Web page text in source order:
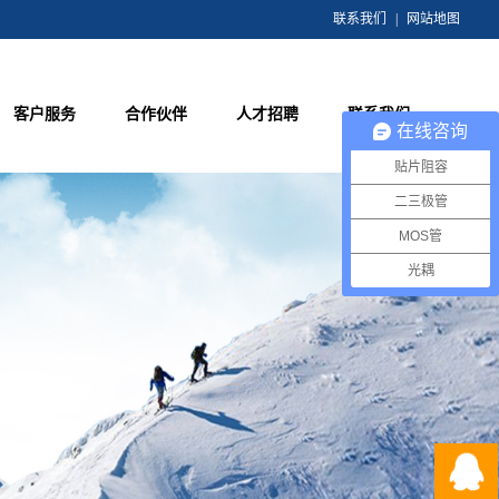
联系我们 网站地图
客户服务 合作伙伴 人才招聘 联系我们
在线咨询
贴片阻容
二三极管
MOS管
光耦